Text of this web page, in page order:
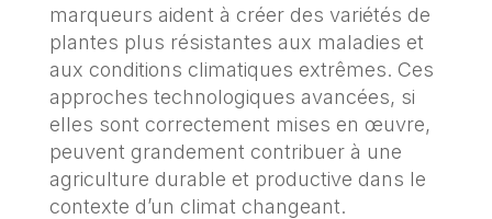
marqueurs aident à créer des variétés de
plantes plus résistantes aux maladies et
aux conditions climatiques extrêmes. Ces
approches technologiques avancées, si
elles sont correctement mises en œuvre,
peuvent grandement contribuer à une
agriculture durable et productive dans le
contexte d’un climat changeant.